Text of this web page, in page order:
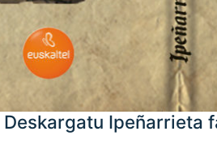
Deskargatu Ipeñarrieta